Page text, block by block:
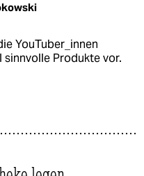
YouTuber_innen
Produkte vor.